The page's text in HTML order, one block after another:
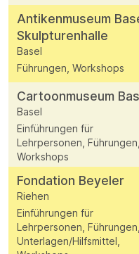
Antikenmuseum
Skulpturenhalle
Basel
Führungen, Workshops
Cartoonmuseum
Basel
Einführungen für
Lehrpersonen, Führungen,
Workshops
Fondation Beyeler
Riehen
Einführungen für
Lehrpersonen, Führungen,
Unterlagen/Hilfsmittel,